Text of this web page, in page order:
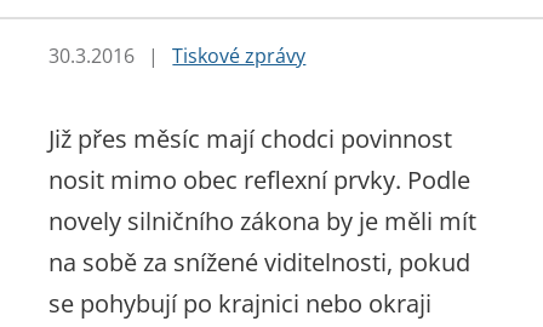
30.3.2016 | Tiskové zprávy
Již přes měsíc mají chodci povinnost
nosit mimo obec reflexní prvky. Podle
novely silničního zákona by je měli mít
na sobě za snížené viditelnosti, pokud
se pohybují po krajnici nebo okraji